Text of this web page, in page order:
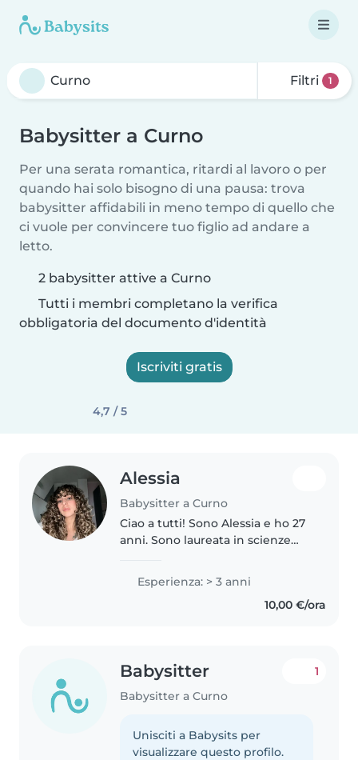
Filtri 1
Babysitter a Curno
Per una serata romantica, ritardi al lavoro o per
quando hai solo bisogno di una pausa: trova
babysitter affidabili in meno tempo di quello che
ci vuole per convincere tuo figlio ad andare a
letto.
2 babysitter attive a Curno
Tutti i membri completano la verifica
obbligatoria del documento d'identità
Iscriviti gratis
4,7 / 5
Alessia
Babysitter a Curno
Ciao a tutti! Sono Alessia e ho 27
anni. Sono laureata in scienze
infanzia e lavoro come
educatrice da tre anni. La mia
esperienza lavorativa si è svolta,..
Esperienza: > 3 anni
10,00 €/ora
Babysitter
Babysitter a Curno
1
Unisciti a Babysits per
visualizzare questo profilo.